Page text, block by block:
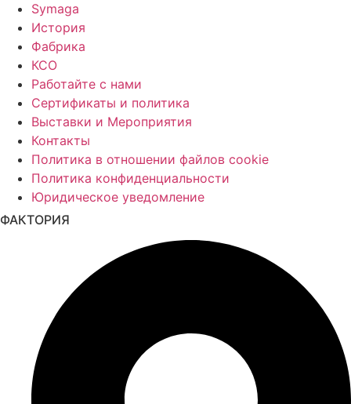
Symaga
История
Фабрика
КСО
Работайте с нами
Сертификаты и политика
Выставки и Мероприятия
Контакты
Политика в отношении файлов cookie
Политика конфиденциальности
Юридическое уведомление
ФАКТОРИЯ